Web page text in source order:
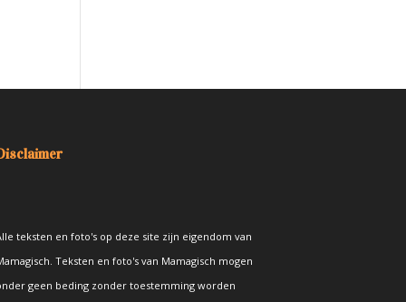
teksten en foto's op deze site zijn eigendom van
Teksten en foto's van Mamagisch mogen
geen beding zonder toestemming worden